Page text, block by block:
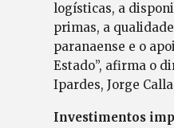
logísticas, a
primas, a
paranaense e o
Estado”, afirma o
Ipardes, Jorge
Investimentos